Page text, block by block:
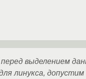
выделением
линукса,